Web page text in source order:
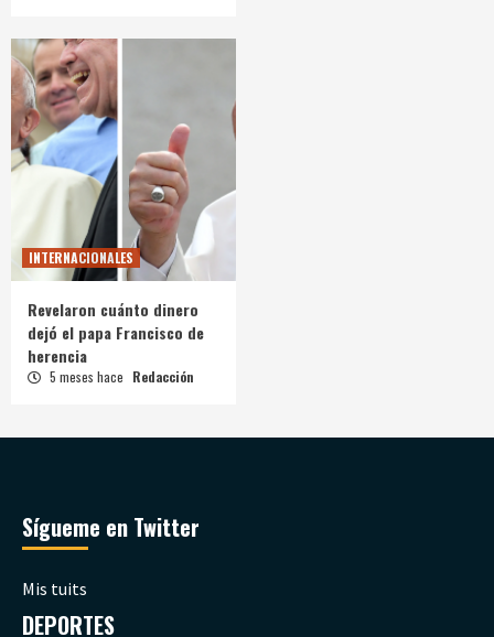
INTERNACIONALES
Revelaron cuánto dinero
dejó el papa Francisco de
herencia
5 meses hace Redacción
Sígueme en Twitter
Mis tuits
DEPORTES